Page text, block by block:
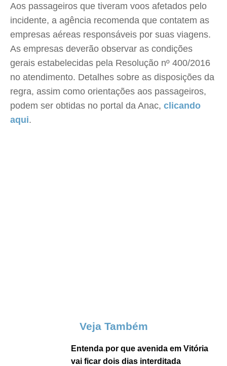
Aos passageiros que tiveram voos afetados pelo
incidente, a agência recomenda que contatem as
empresas aéreas responsáveis por suas viagens.
As empresas deverão observar as condições
gerais estabelecidas pela Resolução nº 400/2016
no atendimento. Detalhes sobre as disposições da
regra, assim como orientações aos passageiros,
podem ser obtidas no portal da Anac, clicando
aqui.
Veja Também
Entenda por que avenida em Vitória
vai ficar dois dias interditada